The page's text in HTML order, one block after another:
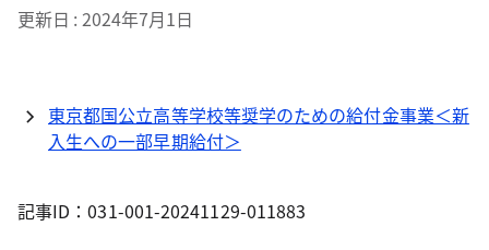
更新日 2024年7月1日
東京都国公立高等学校等奨学のための給付金事業＜新
入生への一部早期給付＞
記事ID：031-001-20241129-011883